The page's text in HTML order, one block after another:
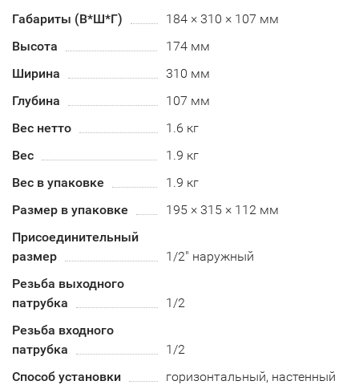
Габариты (В*Ш*Г)
184 × 310 × 107 мм
Высота
174 мм
Ширина
310 мм
Глубина
107 мм
Вес нетто
1.6 кг
Вес
1.9 кг
Вес в упаковке
1.9 кг
Размер в упаковке
195 × 315 × 112 мм
Присоединительный
размер
1/2" наружный
Резьба выходного
патрубка
1/2
Резьба входного
патрубка
1/2
Способ установки
горизонтальный, настенный